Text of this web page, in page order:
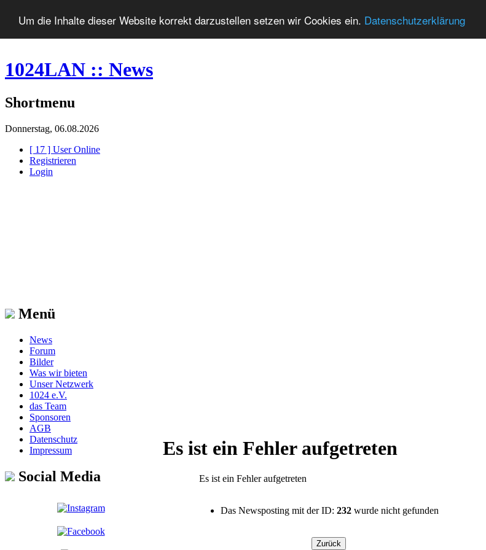
Um die Inhalte dieser Website korrekt darzustellen setzen wir Cookies ein. Datenschutzerklärung
1024LAN :: News
Shortmenu
Donnerstag, 06.08.2026
[ 17 ] User Online
Registrieren
Login
Menü
News
Forum
Bilder
Was wir bieten
Unser Netzwerk
1024 e.V.
das Team
Sponsoren
AGB
Datenschutz
Impressum
Social Media
Es ist ein Fehler aufgetreten
Es ist ein Fehler aufgetreten
Das Newsposting mit der ID: 232 wurde nicht gefunden